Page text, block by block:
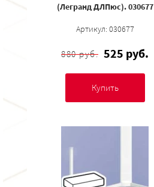
(Легранд ДЛПюс). 030677
Артикул: 030677
880 руб. 525 руб.
Купить